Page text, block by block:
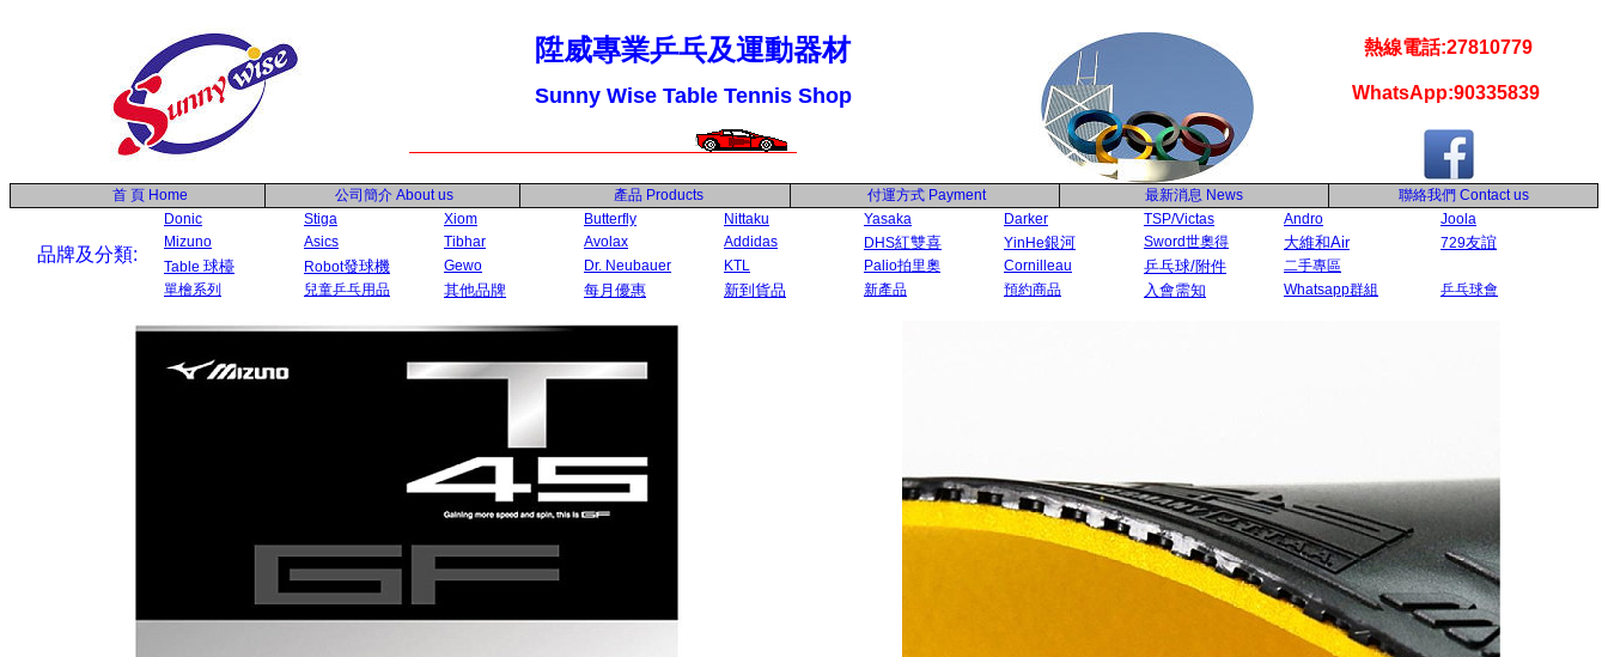
陞威專業乒乓及運動器材
Sunny Wise Table Tennis Shop
熱線電話:27810779
WhatsApp:90335839
首 頁 Home 公司簡介 About us 產品 Products 付運方式 Payment 最新消息 News 聯絡我們 Contact us
品牌及分類:
Donic Stiga Xiom Butterfly Nittaku Yasaka Darker TSP/Victas Andro
Joola
Mizuno
Asics Tibhar Avolax Addidas DHS紅雙喜 YinHe銀河 Sword世奧得 大維和Air 729友誼
Table 球檯 Robot發球機 Gewo Dr. Neubauer KTL Palio拍里奧 Cornilleau 乒乓球/附件
二手專區
單檜系列
兒童乒乓用品 其他品牌 每月優惠 新到貨品 新產品 預約商品 入會需知 Whatsapp群組 乒乓球會